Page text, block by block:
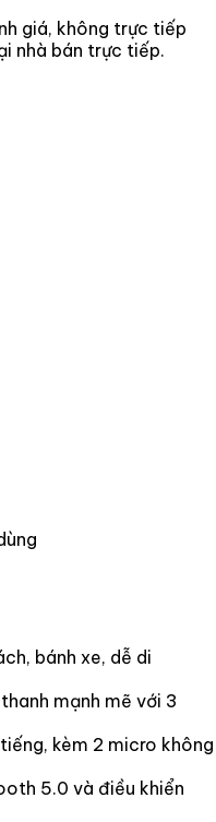
giá, không trực tiếp
nhà bán trực tiếp.
bánh xe, dễ di
mạnh mẽ với 3
kèm 2 micro không
5.0 và điều khiển